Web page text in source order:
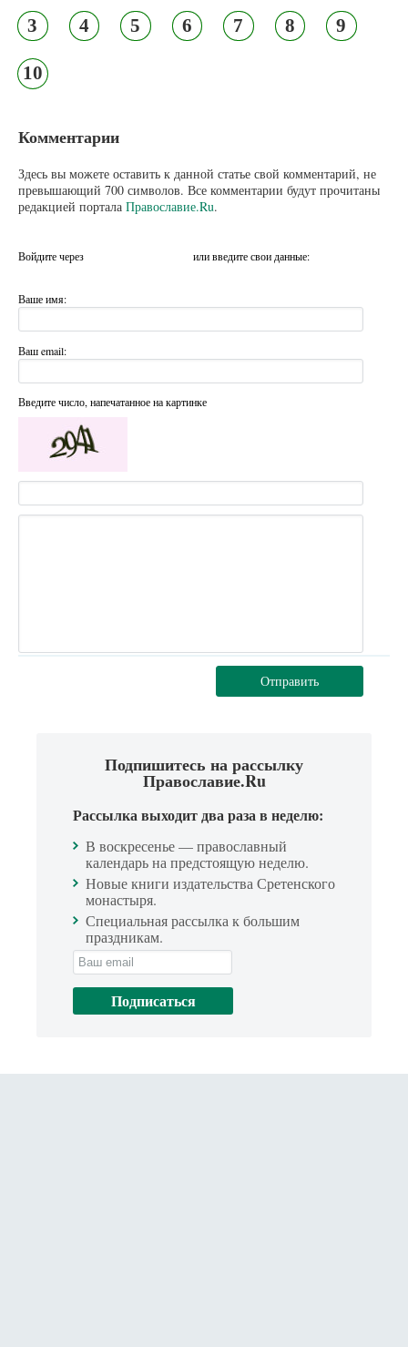
3 4 5 6 7 8 9
10
Комментарии
Здесь вы можете оставить к данной статье свой комментарий, не
превышающий 700 символов. Все комментарии будут прочитаны
редакцией портала Православие.Ru.
Войдите через или введите свои данные:
Ваше имя:
Ваш email:
Введите число, напечатанное на картинке
Отправить
Подпишитесь на рассылку
Православие.Ru
Рассылка выходит два раза в неделю:
В воскресенье — православный
календарь на предстоящую неделю.
Новые книги издательства Сретенского
монастыря.
Специальная рассылка к большим
праздникам.